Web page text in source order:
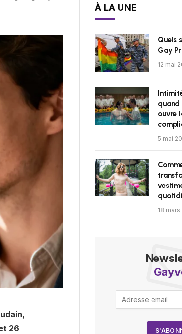
26
À LA UNE
Quels
Gay
12 mai
quand
ouvre
5 mai
18 mars